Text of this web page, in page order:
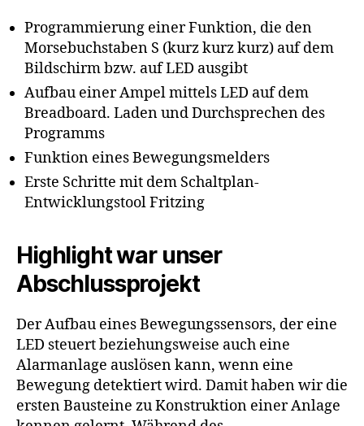
Programmierung einer Funktion, die den
Morsebuchstaben S (kurz kurz kurz) auf dem
Bildschirm bzw. auf LED ausgibt
Aufbau einer Ampel mittels LED auf dem
Breadboard. Laden und Durchsprechen des
Programms
Funktion eines Bewegungsmelders
Erste Schritte mit dem Schaltplan-
Entwicklungstool Fritzing
Highlight war unser
Abschlussprojekt
Der Aufbau eines Bewegungssensors, der eine
LED steuert beziehungsweise auch eine
Alarmanlage auslösen kann, wenn eine
Bewegung detektiert wird. Damit haben wir die
ersten Bausteine zu Konstruktion einer Anlage